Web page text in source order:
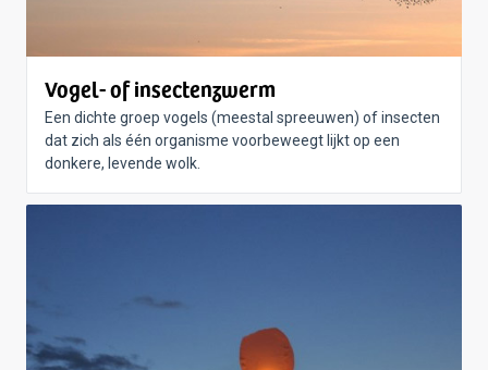
Vogel- of insectenzwerm
Een dichte groep vogels (meestal spreeuwen) of insecten
dat zich als één organisme voorbeweegt lijkt op een
donkere, levende wolk.